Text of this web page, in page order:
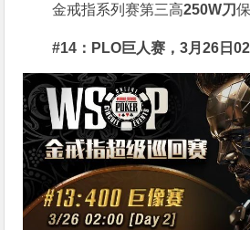
金戒指系列赛第三高250W刀
#14：PLO巨人赛，3月26日